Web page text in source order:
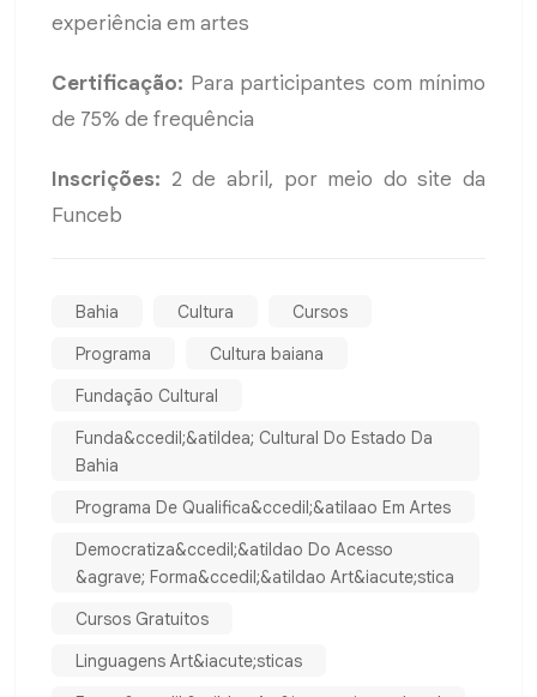
experiência em artes
Certificação: Para participantes com mínimo
de 75% de frequência
Inscrições: 2 de abril, por meio do site da
Funceb
Bahia Cultura
Cursos
Programa
Cultura baiana
Fundação Cultural
Funda&ccedil;&atildea; Cultural Do Estado Da
Bahia
Programa De Qualifica&ccedil;&atilaao Em Artes
Democratiza&ccedil;&atildao Do Acesso
&agrave; Forma&ccedil;&atildao Art&iacute;stica
Cursos Gratuitos
Linguagens Art&iacute;sticas